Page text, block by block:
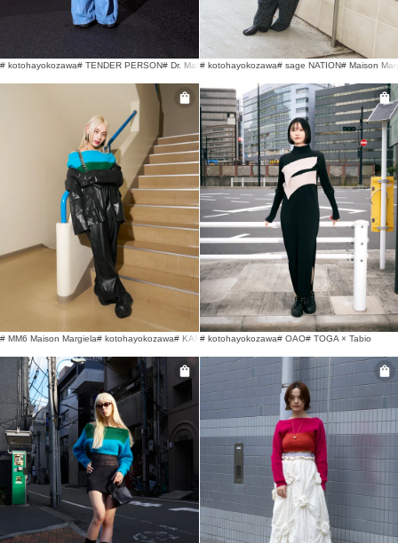
# kotohayokozawa# TENDER PERSON# Dr. Martens# kotohayokozawa# sage NATION# Maison
# MM6 Maison Margiela# kotohayokozawa# KARA# kotohayokozawa# OAO# TOGA × Tabio